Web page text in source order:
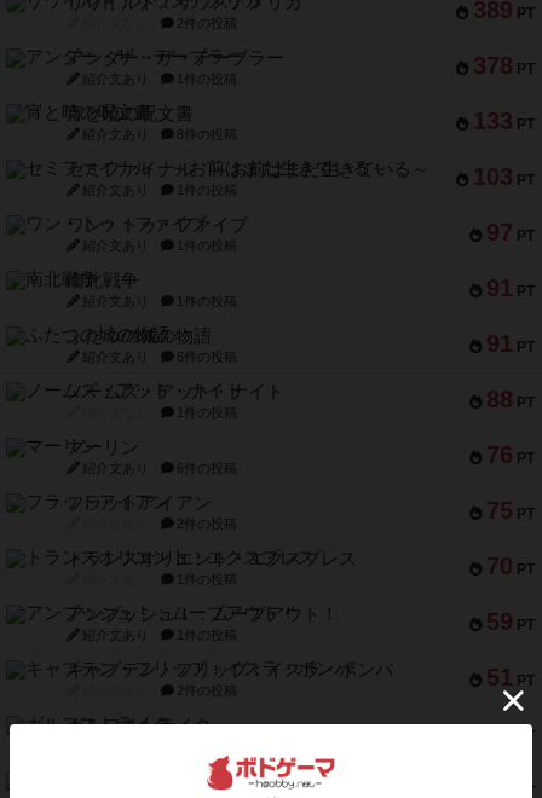
389 PT
2件の投稿
378 PT
アンダー・ザ・テーブラー
紹介文あり 1件の投稿
133 PT
宵と暁の呪文書
紹介文あり 8件の投稿
103 PT
セミファイナル ～お前はまだ生きている～
紹介文あり 1件の投稿
97 PT
ワン・トゥ・ファイブ
紹介文あり 1件の投稿
91 PT
南北戦争
紹介文あり 1件の投稿
91 PT
ふたつの城の物語
紹介文あり 6件の投稿
88 PT
ノームズ・アット・ナイト
1件の投稿
76 PT
マーリン
紹介文あり 6件の投稿
75 PT
フラットアイアン
2件の投稿
70 PT
トランスオリエント・エクスプレス
1件の投稿
59 PT
アンブッシュ！：ムーブアウト！
紹介文あり 1件の投稿
51 PT
キャプテン・フリップ：イスラ・ボンバ
2件の投稿
46 PT
ガルフストライク
PT
エコーズ・オブ・タイム